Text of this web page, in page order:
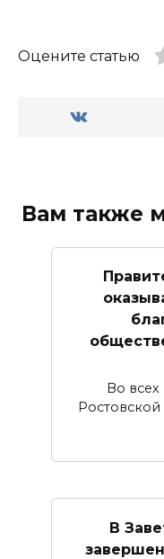
Оцените статью
Вам также
Во
В